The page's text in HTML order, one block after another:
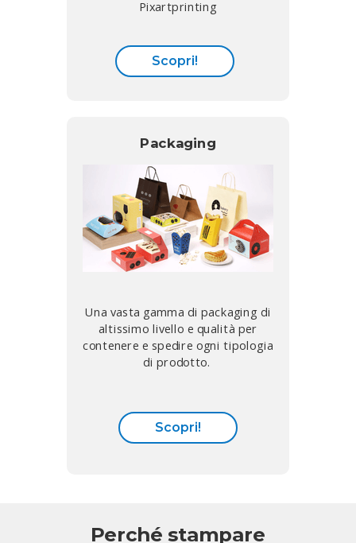
Pixartprinting
Scopri!
Una vasta gamma di packaging di
altissimo livello e qualità per
contenere e spedire ogni tipologia
di prodotto.
Scopri!
Packaging
Perché stampare